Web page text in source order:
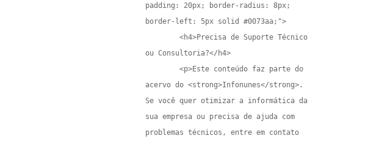
padding: 20px; border-radius: 8px;
border-left: 5px solid #0073aa;">
ou Consultoria?</h4>
acervo do <strong>Infonunes</strong>.
Se você quer otimizar a informática da
sua empresa ou precisa de ajuda com
problemas técnicos, entre em contato